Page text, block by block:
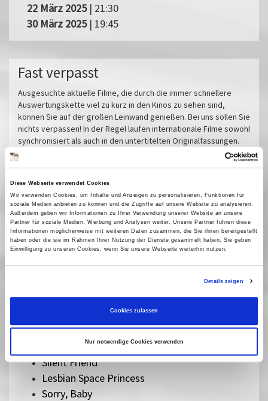
Diese Webseite verwendet Cookies
Wir verwenden Cookies, um Inhalte und Anzeigen zu personalisieren, Funktionen für
soziale Medien anbieten zu können und die Zugriffe auf unsere Website zu analysieren.
Außerdem geben wir Informationen zu Ihrer Verwendung unserer Website an unsere
Partner für soziale Medien, Werbung und Analysen weiter. Unsere Partner führen diese
Informationen möglicherweise mit weiteren Daten zusammen, die Sie ihnen bereitgestellt
haben oder die sie im Rahmen Ihrer Nutzung der Dienste gesammelt haben. Sie geben
Einwilligung zu unseren Cookies, wenn Sie unsere Webseite weiterhin nutzen.
Details zeigen
Cookies zulassen
Nur notwendige Cookies verwenden
22 März 2025| 21:30
30 März 2025| 19:45
Fast verpasst
Ausgesuchte aktuelle Filme, die durch die immer schnellere
Auswertungskette viel zu kurz in den Kinos zu sehen sind,
können Sie auf der großen Leinwand genießen. Bei uns sollen Sie
nichts verpassen! In der Regel laufen internationale Filme sowohl
synchronisiert als auch in den untertitelten Originalfassungen.
Pfau - Bin ich echt?
Im Prinzip Familie
Sorda
Sehnsucht in Sangerhausen
Vermiglio
Im Schatten des Orangenbaums
Der Held vom Bahnhof Friedrichstraße
Herz aus Eis
Das Verschwinden des Josef Mengele
Sentimental Value
The Mastermind
Silent Friend
Lesbian Space Princess
Sorry, Baby